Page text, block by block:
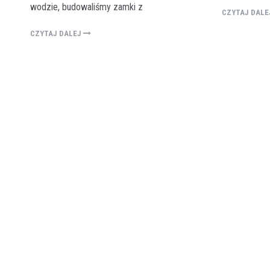
wodzie, budowaliśmy zamki z
CZYTAJ DALEJ
CZYTAJ